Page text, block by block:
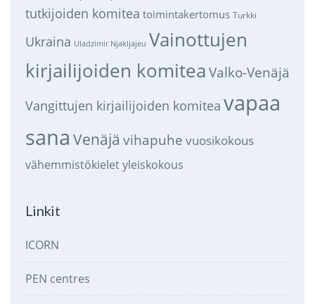
tutkijoiden komitea toimintakertomus Turkki
Ukraina Uladzimir Njakljajeu Vainottujen
kirjailijoiden komitea Valko-Venäjä
Vangittujen kirjailijoiden komitea vapaa
sana Venäjä vihapuhe vuosikokous
vähemmistökieletyleiskokous
Linkit
ICORN
PEN centres